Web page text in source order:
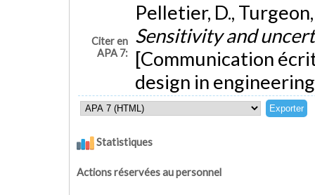
Citer en
APA 7:
Pelletier, D.,
Sensitivity and
[Communication
design in
Statistiques
Actions réservées au personnel